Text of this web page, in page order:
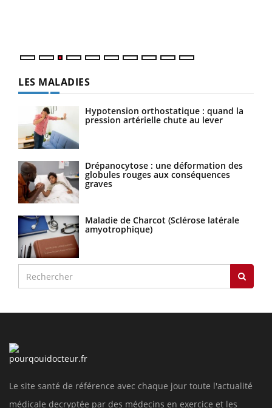
LES MALADIES
Hypotension orthostatique : quand la
pression artérielle chute au lever
Drépanocytose : une déformation des
globules rouges aux conséquences
graves
Maladie de Charcot (Sclérose latérale
amyotrophique)
Le site santé de référence avec chaque jour toute l'actualité
médicale decryptée par des médecins en exercice et les